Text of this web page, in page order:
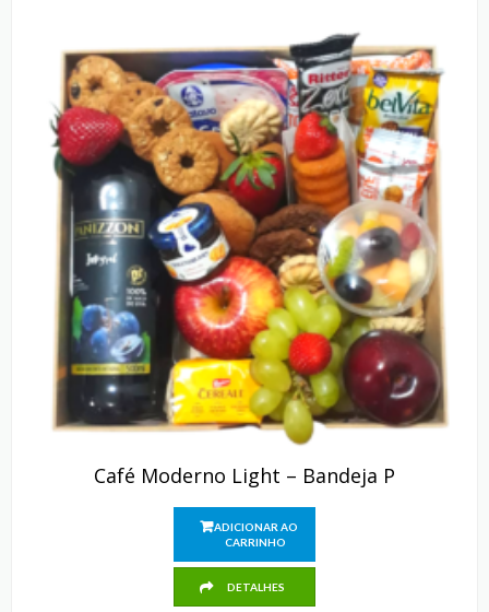
Café Moderno Light – Bandeja P
ADICIONAR AO
CARRINHO
DETALHES